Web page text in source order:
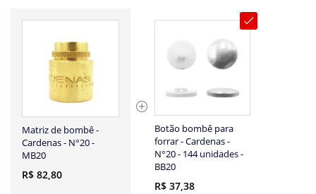
Matriz de bombê -
Cardenas - N°20 -
MB20
R$ 82,80
Botão bombê para
forrar - Cardenas -
N°20 - 144 unidades -
BB20
R$ 37,38